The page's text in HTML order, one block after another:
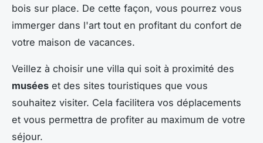
bois sur place. De cette façon, vous pourrez vous
immerger dans l'art tout en profitant du confort de
votre maison de vacances.
Veillez à choisir une villa qui soit à proximité des
musées et des sites touristiques que vous
souhaitez visiter. Cela facilitera vos déplacements
et vous permettra de profiter au maximum de votre
séjour.